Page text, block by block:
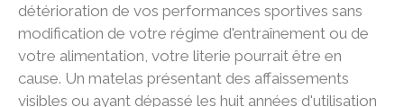
détérioration de vos performances sportives sans
modification de votre régime d'entraînement ou de
votre alimentation, votre literie pourrait être en
cause. Un matelas présentant des affaissements
visibles ou ayant dépassé les huit années d'utilisation